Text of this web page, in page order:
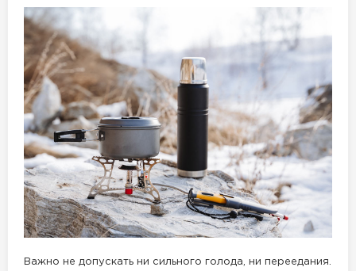
Важно не допускать ни сильного голода, ни переедания.